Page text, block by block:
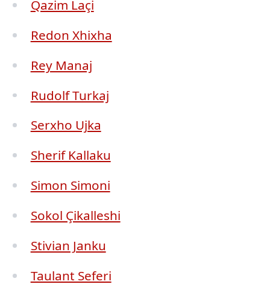
Qazim Laçi
Redon Xhixha
Rey Manaj
Rudolf Turkaj
Serxho Ujka
Sherif Kallaku
Simon Simoni
Sokol Çikalleshi
Stivian Janku
Taulant Seferi